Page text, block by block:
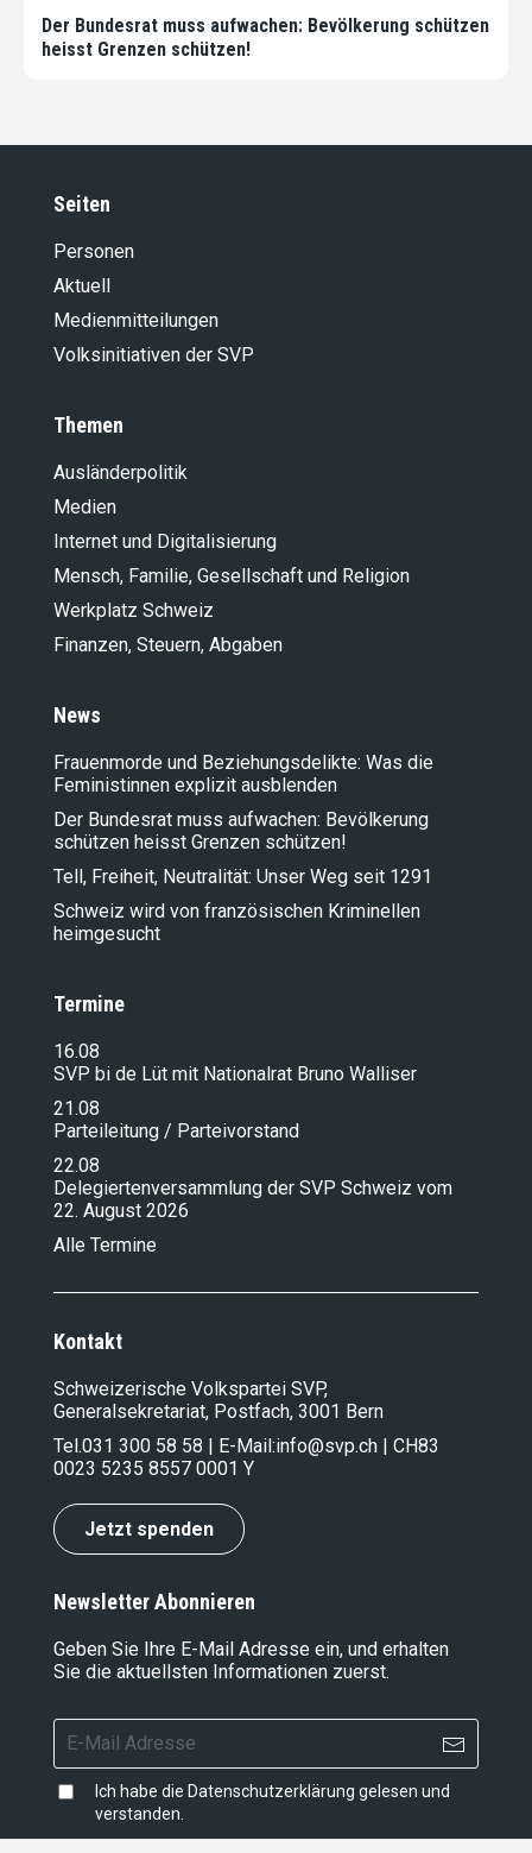
Der Bundesrat muss aufwachen: Bevölkerung schützen
heisst Grenzen schützen!
Seiten
Personen
Aktuell
Medienmitteilungen
Volksinitiativen der SVP
Themen
Ausländer­politik
Medien
Internet und Digitalisierung
Mensch, Familie, Gesellschaft und Religion
Werkplatz Schweiz
Finanzen, Steuern, Abgaben
News
Frauenmorde und Beziehungsdelikte: Was die
Feministinnen explizit ausblenden
Der Bundesrat muss aufwachen: Bevölkerung
schützen heisst Grenzen schützen!
Tell, Freiheit, Neutralität: Unser Weg seit 1291
Schweiz wird von französischen Kriminellen
heimgesucht
Termine
16.08
SVP bi de Lüt mit Nationalrat Bruno Walliser
21.08
Parteileitung / Parteivorstand
22.08
Delegiertenversammlung der SVP Schweiz vom
22. August 2026
Alle Termine
Kontakt
Schweizerische Volkspartei SVP,
Generalsekretariat, Postfach, 3001 Bern
Tel.031 300 58 58 | E-Mail:info@svp.ch | CH83
0023 5235 8557 0001 Y
Jetzt spenden
Newsletter Abonnieren
Geben Sie Ihre E-Mail Adresse ein, und erhalten
Sie die aktuellsten Informationen zuerst.
Ich habe die Datenschutzerklärung gelesen und
verstanden.